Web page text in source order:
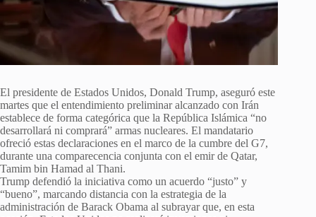
El presidente de Estados Unidos, Donald Trump, aseguró este
martes que el entendimiento preliminar alcanzado con Irán
establece de forma categórica que la República Islámica “no
desarrollará ni comprará” armas nucleares. El mandatario
ofreció estas declaraciones en el marco de la cumbre del G7,
durante una comparecencia conjunta con el emir de Qatar,
Tamim bin Hamad al Thani.
Trump defendió la iniciativa como un acuerdo “justo” y
“bueno”, marcando distancia con la estrategia de la
administración de Barack Obama al subrayar que, en esta